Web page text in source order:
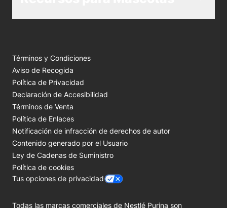
Términos y Condiciones
Aviso de Recogida
Política de Privacidad
Declaración de Accesibilidad
Términos de Venta
Política de Enlaces
Notificación de infracción de derechos de autor
Contenido generado por el Usuario
Ley de Cadenas de Suministro
Política de cookies
Tus opciones de privacidad
Todas las marcas comerciales de Nestlé Purina son